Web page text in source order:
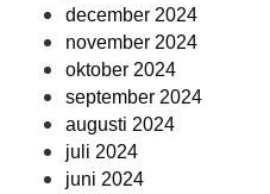
december 2024
november 2024
oktober 2024
september 2024
augusti 2024
juli 2024
juni 2024